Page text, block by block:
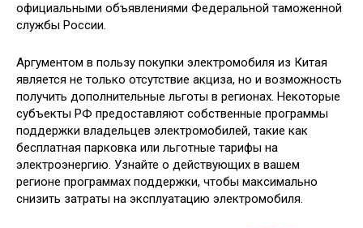
официальными объявлениями Федеральной таможенной
службы России.
Аргументом в пользу покупки электромобиля из Китая
является не только отсутствие акциза, но и возможность
получить дополнительные льготы в регионах. Некоторые
субъекты РФ предоставляют собственные программы
поддержки владельцев электромобилей, такие как
бесплатная парковка или льготные тарифы на
электроэнергию. Узнайте о действующих в вашем
регионе программах поддержки, чтобы максимально
снизить затраты на эксплуатацию электромобиля.